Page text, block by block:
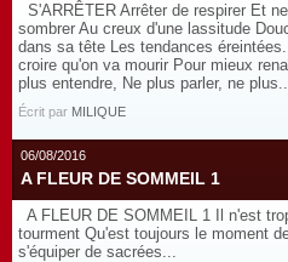
S'ARRÊTER Arrêter de respirer Et
sombrer Au creux d'une lassitude
dans sa tête Les tendances
croire qu'on va mourir Pour mieux
plus entendre, Ne plus parler, ne
Écrit par MILIQUE
06/08/2016
A FLEUR DE SOMMEIL 1
A FLEUR DE SOMMEIL 1 Il n'est
tourment Qu'est toujours le moment
s'équiper de sacrées...